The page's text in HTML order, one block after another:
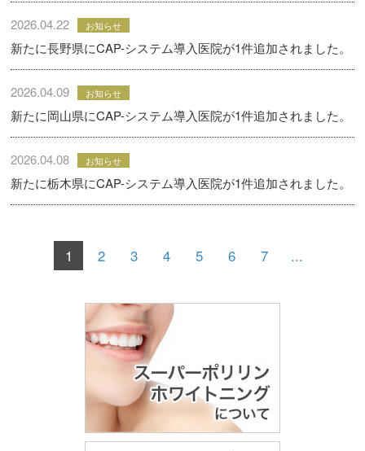
2026.04.22 お知らせ
新たに長野県にCAP-システム導入医院が1件追加されました。
2026.04.09 お知らせ
新たに岡山県にCAP-システム導入医院が1件追加されました。
2026.04.08 お知らせ
新たに栃木県にCAP-システム導入医院が1件追加されました。
1 2 3 4 5 6 7 ...